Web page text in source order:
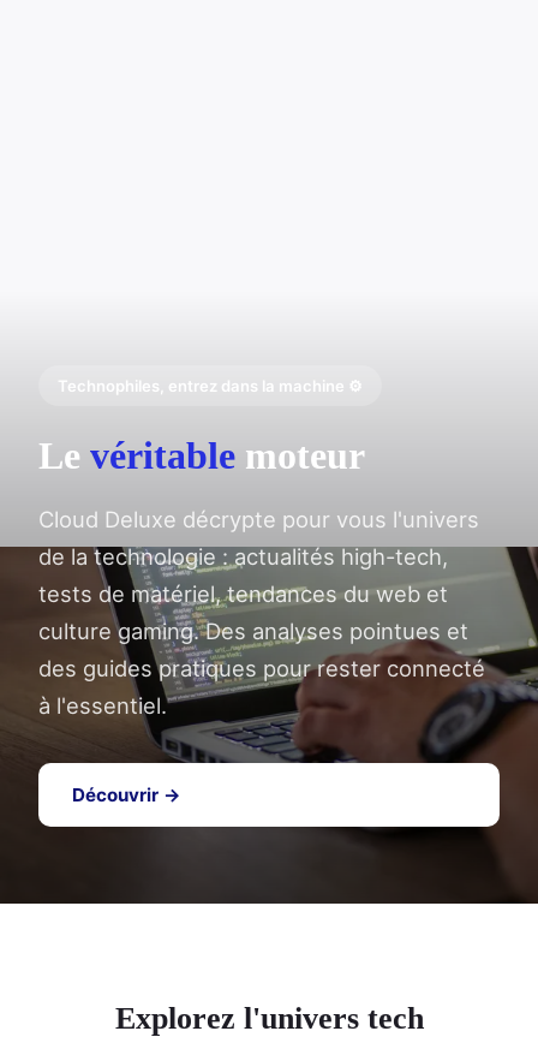
Technophiles, entrez dans la machine ⚙️
Le véritable moteur
Cloud Deluxe décrypte pour vous l'univers
de la technologie : actualités high-tech,
tests de matériel, tendances du web et
culture gaming. Des analyses pointues et
des guides pratiques pour rester connecté
à l'essentiel.
Découvrir →
Explorez l'univers tech